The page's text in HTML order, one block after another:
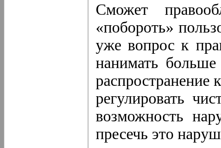
Сможет
«побороть»
уже вопрос к
нанимать
распространение
регулировать
возможность
пресечь это